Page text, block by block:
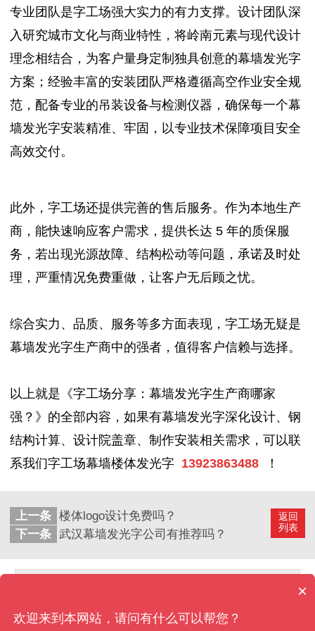
专业团队是字工场强大实力的有力支撑。设计团队深
入研究城市文化与商业特性，将岭南元素与现代设计
理念相结合，为客户量身定制独具创意的幕墙发光字
方案；经验丰富的安装团队严格遵循高空作业安全规
范，配备专业的吊装设备与检测仪器，确保每一个幕
墙发光字安装精准、牢固，以专业技术保障项目安全
高效交付。
此外，字工场还提供完善的售后服务。作为本地生产
商，能快速响应客户需求，提供长达 5 年的质保服
务，若出现光源故障、结构松动等问题，承诺及时处
理，严重情况免费重做，让客户无后顾之忧。
综合实力、品质、服务等多方面表现，字工场无疑是
幕墙发光字生产商中的强者，值得客户信赖与选择。
以上就是《字工场分享：幕墙发光字生产商哪家
强？》的全部内容，如果有幕墙发光字深化设计、钢
结构计算、设计院盖章、制作安装相关需求 ，可以联
系我们字工场幕墙楼体发光字 13923863488 ！
返回
列表
上一条 楼体logo设计免费吗？
下一条 武汉幕墙发光字公司有推荐吗？
×
欢迎来到本网站，请问有什么可以帮您？